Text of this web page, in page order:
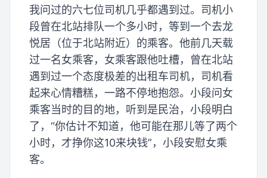
我问过的六七位司机几乎都遇到过。司机小
段曾在北站排队一个多小时，等到一个去龙
悦居（位于北站附近）的乘客。他前几天载
过一名女乘客，女乘客跟他吐槽，曾在北站
遇到过一个态度极差的出租车司机，司机看
起来心情糟糕，一路不停地抱怨。小段问女
乘客当时的目的地，听到是民治，小段明白
了，“你估计不知道，他可能在那儿等了两个
小时，才挣你这10来块钱”，小段安慰女乘
客。